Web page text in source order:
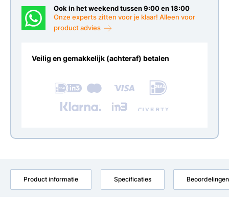
Ook in het weekend tussen 9:00 en 18:00
Onze experts zitten voor je klaar! Alleen voor
product advies
Veilig en gemakkelijk (achteraf) betalen
Product informatie Specificaties Beoordelingen